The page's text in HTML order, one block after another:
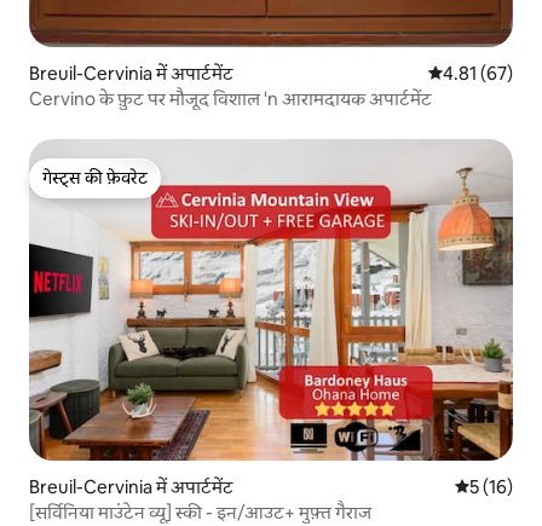
Breuil-Cervinia में अपार्टमेंट औसत रेटिंग 5 में
4.81 (67)
Cervino के फ़ुट पर मौजूद विशाल 'n आरामदायक अपार्टमेंट
गेस्ट्स की फ़ेवरेट
गेस्ट्स की फ़ेवरेट
Breuil-Cervinia में अपार्टमेंट औसत रेटिंग
5 (16)
[सर्विनिया माउंटेन व्यू] स्की - इन/आउट+ मुफ़्त गैराज